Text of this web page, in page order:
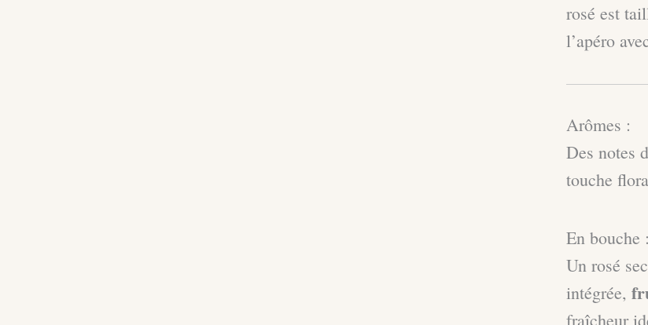
rosé est
l’apéro
Arômes :
Des notes
touche
En bouche :
Un rosé
intégrée,
fraîcheur